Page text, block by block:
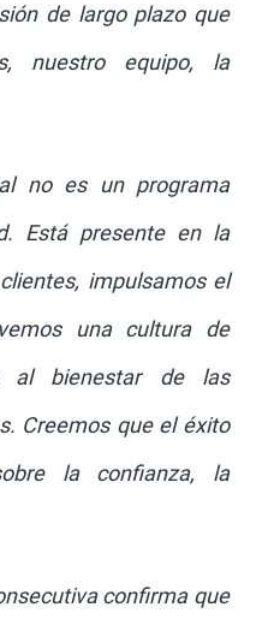
de largo plazo que
nuestro equipo, la
no es un programa
Está presente en la
impulsamos el
una cultura de
al bienestar de las
Creemos que el éxito
la confianza, la
confirma que